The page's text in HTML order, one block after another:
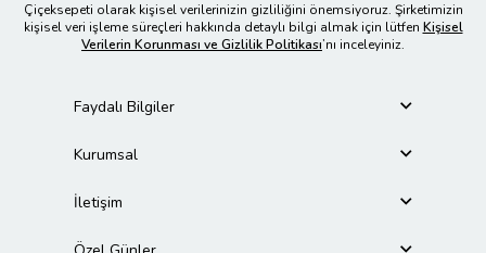
Çiçeksepeti olarak kişisel verilerinizin gizliliğini önemsiyoruz. Şirketimizin
kişisel veri işleme süreçleri hakkında detaylı bilgi almak için lütfen Kişisel
Verilerin Korunması ve Gizlilik Politikası’nı inceleyiniz.
Faydalı Bilgiler
Kurumsal
İletişim